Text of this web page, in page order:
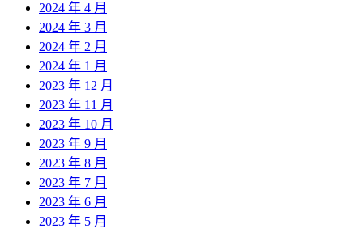
2024 年 4 月
2024 年 3 月
2024 年 2 月
2024 年 1 月
2023 年 12 月
2023 年 11 月
2023 年 10 月
2023 年 9 月
2023 年 8 月
2023 年 7 月
2023 年 6 月
2023 年 5 月